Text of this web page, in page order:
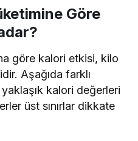
Göre
göre kalori etkisi, kilo
Aşağıda farklı
kalori değerleri
üst sınırlar dikkate